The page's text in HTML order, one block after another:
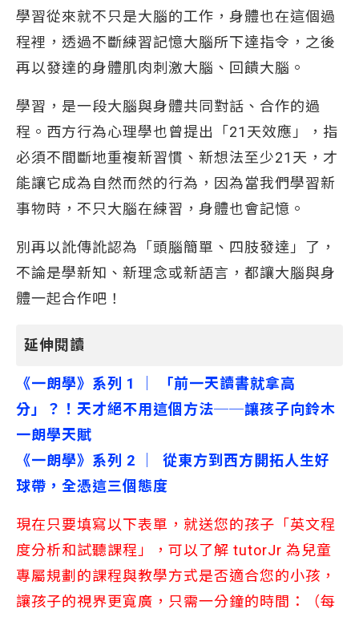
學習從來就不只是大腦的工作，身體也在這個過
程裡，透過不斷練習記憶大腦所下達指令，之後
再以發達的身體肌肉刺激大腦、回饋大腦。
學習，是一段大腦與身體共同對話、合作的過
程。西方行為心理學也曾提出「21天效應」，指
必須不間斷地重複新習慣、新想法至少21天，才
能讓它成為自然而然的行為，因為當我們學習新
事物時，不只大腦在練習，身體也會記憶。
別再以訛傳訛認為「頭腦簡單、四肢發達」了，
不論是學新知、新理念或新語言，都讓大腦與身
體一起合作吧！
延伸閱讀
《一朗學》系列 1 │ 「前一天讀書就拿高
分」？！天才絕不用這個方法──讓孩子向鈴木
一朗學天賦
《一朗學》系列 2 │  從東方到西方開拓人生好
球帶，全憑這三個態度
現在只要填寫以下表單，就送您的孩子「英文程
度分析和試聽課程」，可以了解 tutorJr 為兒童
專屬規劃的課程與教學方式是否適合您的小孩，
讓孩子的視界更寬廣，只需一分鐘的時間：（每